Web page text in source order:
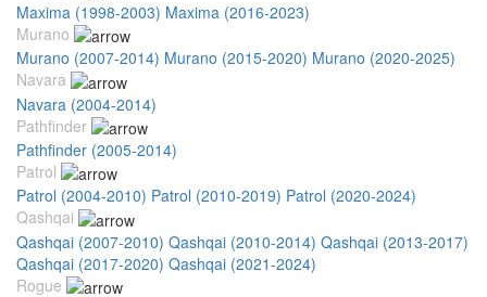
Maxima (1998-2003) Maxima (2016-2023)
Murano
Murano (2007-2014) Murano (2015-2020) Murano (2020-2025)
Navara
Navara (2004-2014)
Pathfinder
Pathfinder (2005-2014)
Patrol
Patrol (2004-2010) Patrol (2010-2019) Patrol (2020-2024)
Qashqai
Qashqai (2007-2010) Qashqai (2010-2014) Qashqai (2013-2017)
Qashqai (2017-2020) Qashqai (2021-2024)
Rogue